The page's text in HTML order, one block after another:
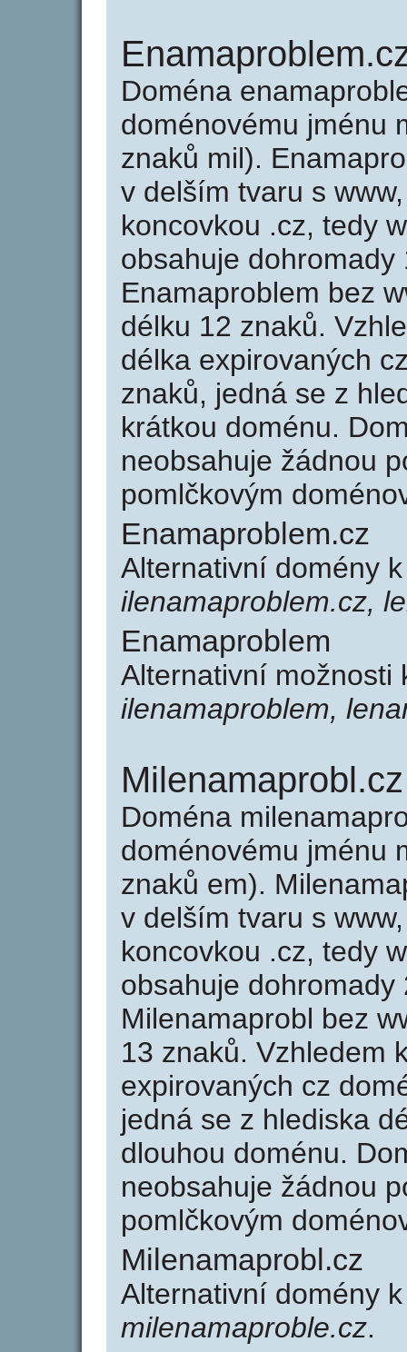
Doména
doménovému jménu
znaků mil).
v delším tvaru s
koncovkou .cz, tedy
obsahuje
Enamaproblem bez
délku 12 znaků.
délka expirovaných
znaků, jedná se z
krátkou doménu.
neobsahuje žádnou
pomlčkovým
Enamaproblem.cz
Alternativní domény
ilenamaproblem.cz,
Enamaproblem
Alternativní možnosti
ilenamaproblem,
Milenamaprobl.cz
Doména
doménovému jménu
znaků em).
v delším tvaru s
koncovkou .cz, tedy
obsahuje
Milenamaprobl bez
13 znaků. Vzhledem
expirovaných cz
jedná se z hlediska
dlouhou doménu.
neobsahuje žádnou
pomlčkovým
Milenamaprobl.cz
Alternativní domény
milenamaproble.cz.